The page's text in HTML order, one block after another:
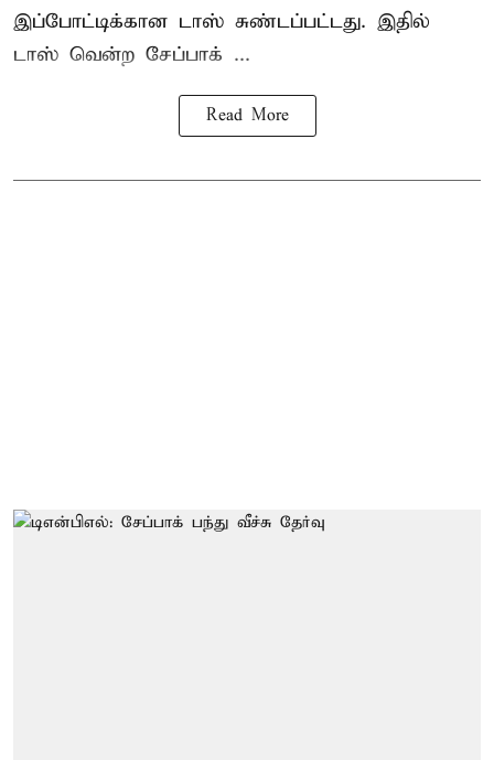
இப்போட்டிக்கான டாஸ் சுண்டப்பட்டது. இதில்
டாஸ் வென்ற சேப்பாக் ...
Read More